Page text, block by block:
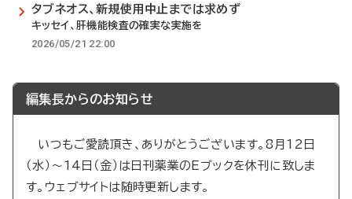
タブネオス、新規使用中止までは求めず
キッセイ、肝機能検査の確実な実施を
2026/05/21 22:00
編集長からのお知らせ
いつもご愛読頂き、ありがとうございます。8月12日
（水）～14日（金）は日刊薬業のEブックを休刊に致しま
す。ウェブサイトは随時更新します。